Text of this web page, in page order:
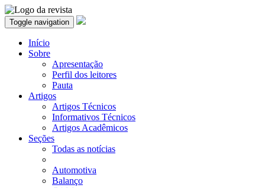
Toggle navigation
Início
Sobre
Apresentação
Perfil dos leitores
Pauta
Artigos
Artigos Técnicos
Informativos Técnicos
Artigos Acadêmicos
Seções
Todas as notícias
Automotiva
Balanço